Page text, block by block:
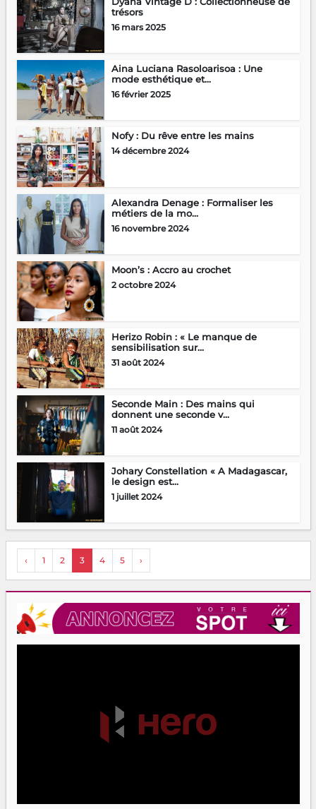
trésors
16 mars 2025
Aina Luciana Rasoloarisoa : Une
mode esthétique et...
16 février 2025
Nofy : Du rêve entre les mains
14 décembre 2024
Alexandra Denage : Formaliser les
métiers de la mo...
16 novembre 2024
Moon’s : Accro au crochet
2 octobre 2024
Herizo Robin : « Le manque de
sensibilisation sur...
31 août 2024
Seconde Main : Des mains qui
donnent une seconde v...
11 août 2024
Johary Constellation « A Madagascar,
le design est...
1 juillet 2024
‹ 1 2 3 4 5 ›